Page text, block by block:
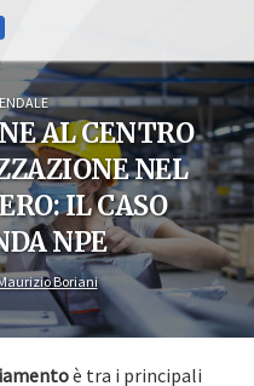
AL CENTRO
NEL
IL CASO
NPE
Boriani
è tra i principali